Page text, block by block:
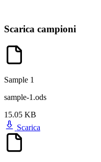
Scarica campioni
Sample 1
sample-1.ods
15.05 KB
Scarica